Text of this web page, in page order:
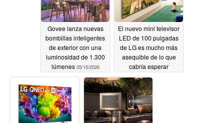
Govee lanza nuevas
bombillas inteligentes
de exterior con una
luminosidad de 1.300
lúmenes 05/15/2026
El nuevo mini televisor
LED de 100 pulgadas
de LG es mucho más
asequible de lo que
cabría esperar
05/14/2026